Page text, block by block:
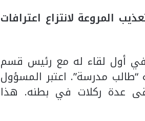
المروعة لانتزاع اعترافات
في أول لقاء له مع رئيس قسم
“طالب مدرسة”. اعتبر المسؤول
عدة ركلات في بطنه. هذا